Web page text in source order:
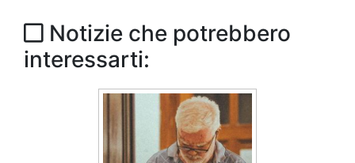
Notizie che potrebbero
interessarti: